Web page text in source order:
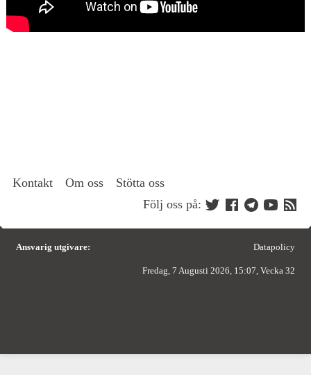
Kontakt Om oss
Stötta oss
Följ oss på:
Ansvarig utgivare: Datapolicy
Fredag, 7 Augusti 2026, 15:07, Vecka 32